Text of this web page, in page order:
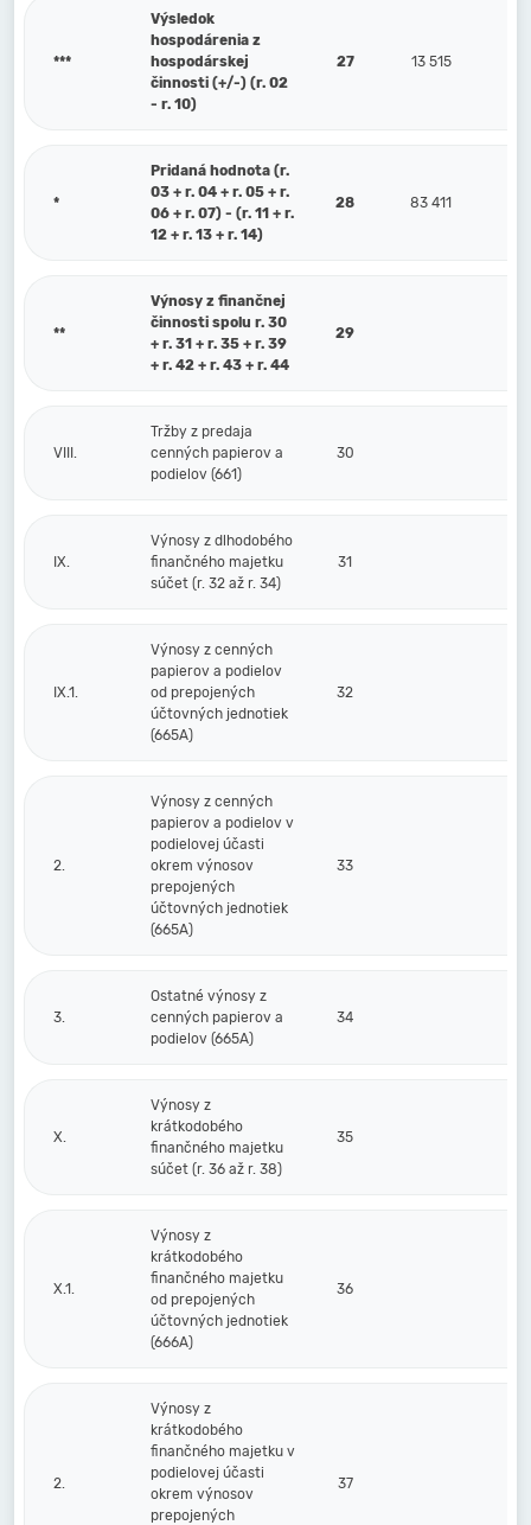
***
Výsledok
hospodárenia z
hospodárskej
činnosti (+/-) (r. 02
- r. 10)
27 13 515
*
Pridaná hodnota (r.
03 + r. 04 + r. 05 + r.
06 + r. 07) - (r. 11 + r.
12 + r. 13 + r. 14)
28 83 411
**
Výnosy z finančnej
činnosti spolu r. 30
+ r. 31 + r. 35 + r. 39
+ r. 42 + r. 43 + r. 44
29
VIII.
Tržby z predaja
cenných papierov a
podielov (661)
30
IX.
Výnosy z dlhodobého
finančného majetku
súčet (r. 32 až r. 34)
31
IX.1.
Výnosy z cenných
papierov a podielov
od prepojených
účtovných jednotiek
(665A)
32
2.
Výnosy z cenných
papierov a podielov v
podielovej účasti
okrem výnosov
prepojených
účtovných jednotiek
(665A)
33
3.
Ostatné výnosy z
cenných papierov a
podielov (665A)
34
X.
Výnosy z
krátkodobého
finančného majetku
súčet (r. 36 až r. 38)
35
X.1.
Výnosy z
krátkodobého
finančného majetku
od prepojených
účtovných jednotiek
(666A)
36
2.
Výnosy z
krátkodobého
finančného majetku v
podielovej účasti
okrem výnosov
prepojených
37